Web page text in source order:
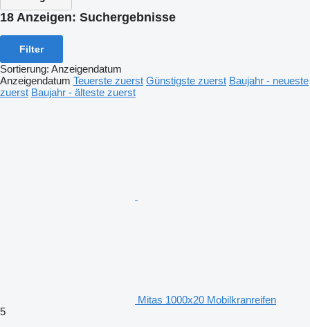
18 Anzeigen: Suchergebnisse
Filter
Sortierung: Anzeigendatum
Anzeigendatum Teuerste zuerst Günstigste zuerst Baujahr - neueste
zuerst Baujahr - älteste zuerst
Mitas 1000x20 Mobilkranreifen
5